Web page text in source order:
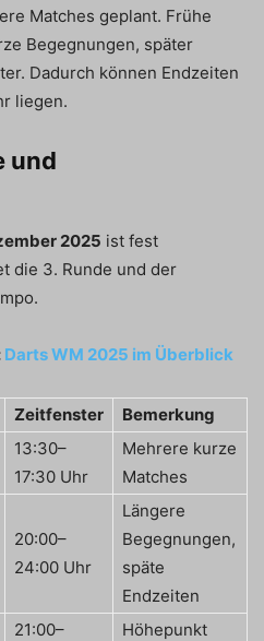
Matches geplant. Frühe
Begegnungen, später
Dadurch können Endzeiten
liegen.
und
2025 ist fest
die 3. Runde und der
Darts WM 2025 im Überblick
Zeitfenster Bemerkung
13:30–
17:30 Uhr
Mehrere kurze
Matches
20:00–
24:00 Uhr
Längere
Begegnungen,
späte
Endzeiten
21:00–
Höhepunkt